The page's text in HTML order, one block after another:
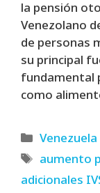
la pensión
Venezolano
de personas
su principal
fundamental
como
Categories
Venezuela
Tags
aumento
adicionales